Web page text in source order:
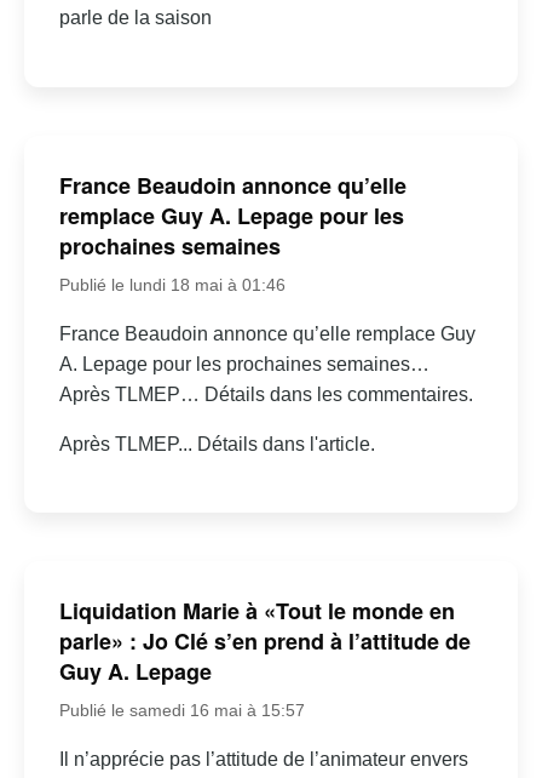
parle de la saison
France Beaudoin annonce qu’elle
remplace Guy A. Lepage pour les
prochaines semaines
Publié le lundi 18 mai à 01:46
France Beaudoin annonce qu’elle remplace Guy
A. Lepage pour les prochaines semaines…
Après TLMEP… Détails dans les commentaires.
Après TLMEP... Détails dans l'article.
Liquidation Marie à «Tout le monde en
parle» : Jo Clé s’en prend à l’attitude de
Guy A. Lepage
Publié le samedi 16 mai à 15:57
Il n’apprécie pas l’attitude de l’animateur envers